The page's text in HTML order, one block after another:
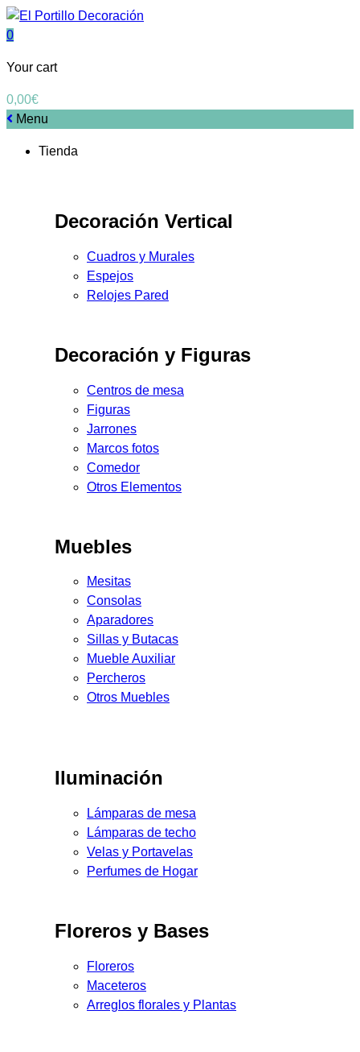
0
Your cart
0,00€
Menu
Tienda
Decoración Vertical
Cuadros y Murales
Espejos
Relojes Pared
Decoración y Figuras
Centros de mesa
Figuras
Jarrones
Marcos fotos
Comedor
Otros Elementos
Muebles
Mesitas
Consolas
Aparadores
Sillas y Butacas
Mueble Auxiliar
Percheros
Otros Muebles
Iluminación
Lámparas de mesa
Lámparas de techo
Velas y Portavelas
Perfumes de Hogar
Floreros y Bases
Floreros
Maceteros
Arreglos florales y Plantas